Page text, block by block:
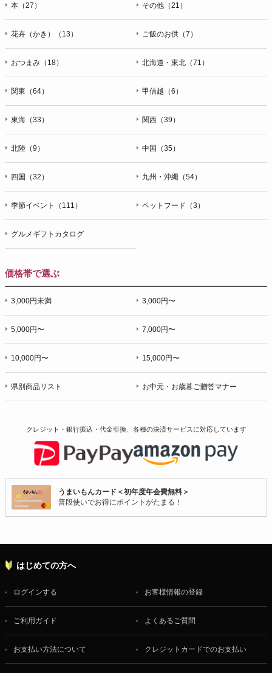
本（27） その他（21）
花卉（かき）（13） ご飯のお供（7）
おつまみ（18） 北海道・東北（71）
関東（64） 甲信越（6）
東海（33） 関西（39）
北陸（9） 中国（35）
四国（32） 九州・沖縄（54）
季節イベント（111） ペットフード（3）
グルメギフトカタログ
価格帯で選ぶ
3,000円未満 3,000円〜
5,000円〜 7,000円〜
10,000円〜 15,000円〜
県別商品リスト お中元・お歳暮ご贈答マナー
クレジット・銀行振込・代金引換、各種の決済サービスに対応しています
うまいもんカード＜初年度年会費無料＞
普段使いでお得にポイントがたまる！
はじめての方へ
ログインする お客様情報の登録
ご利用ガイド よくあるご質問
お支払い方法について クレジットカードでのお支払い